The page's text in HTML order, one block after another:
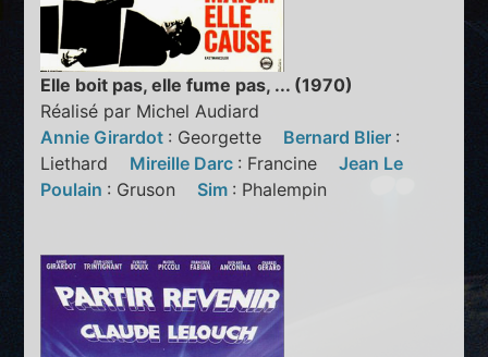
Elle boit pas, elle fume pas, ... (1970)
Réalisé par Michel Audiard
Annie Girardot : Georgette Bernard Blier :
Liethard Mireille Darc : FrancineJean Le
Poulain : Gruson Sim : Phalempin